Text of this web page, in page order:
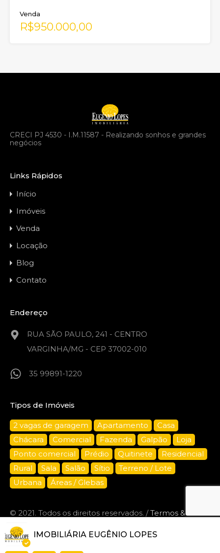
Venda
R$950.000,00
CRECI PJ 4530 - I.M.11587 - Realizando sonhos e grandes
negócios
Links Rápidos
Início
Imóveis
Venda
Locação
Blog
Contato
Endereço
RUA SÃO PAULO, 241 - CENTRO
VARGINHA/MG - CEP 37002-010
35 99891-1220
Tipos de Imóveis
2 vagas de garagem Apartamento
Casa
Chácara
Comercial Fazenda Galpão
Loja
Ponto comercial
Prédio Quitinete
Residencial
Rural
Sala Salão Sítio
Terreno / Lote
Urbana
Áreas / Glebas
© 2021. Todos os direitos reservados. /Termos &
Privacidade.
IMOBILIÁRIA EUGÊNIO LOPES